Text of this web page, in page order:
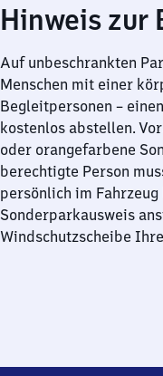
Hinweis
Auf unbeschrankten
Menschen mit einer
Begleitpersonen –
kostenlos abstellen.
oder orangefarbene
berechtigte Person
persönlich im
Sonderparkausweis
Windschutzscheibe